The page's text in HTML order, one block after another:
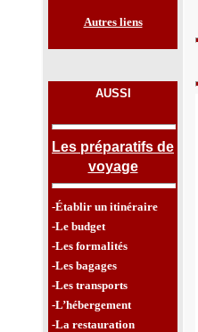
Autres liens
AUSSI
Les préparatifs de
voyage
-Établir un itinéraire
-Le budget
-Les formalités
-Les bagages
-Les transports
-L’hébergement
-La restauration